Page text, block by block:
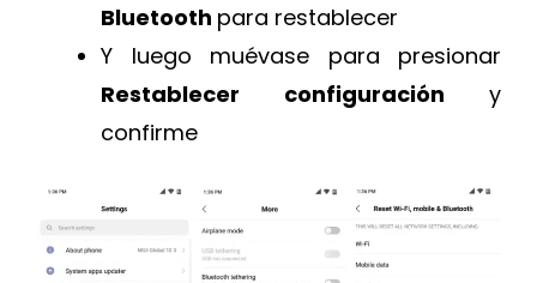
Bluetooth para restablecer
Y luego muévase para presionar
Restablecer configuración y
confirme